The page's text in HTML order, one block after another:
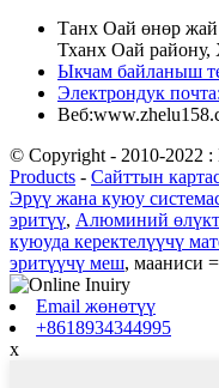
Танх Оай өнөр
Тханх Оай
Ыкчам байланыш
Электрондук почта:
Веб:
© Copyright - 2010-2022 :
Products - Сайттын
Эрүү жана куюу
эритүү, Алюминий
куюуда керектелүүчү
эритүүчү меш, мааниси
Email жөнөтүү
+8618934344995
x